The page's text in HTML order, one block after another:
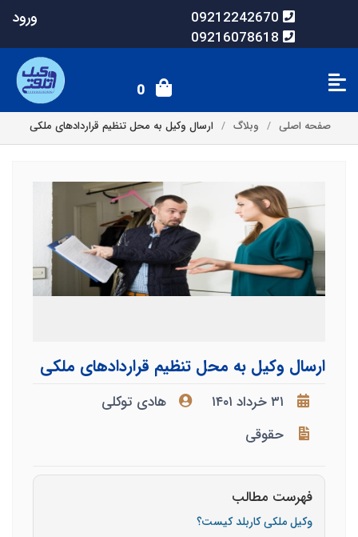
09212242670
09216078618
ورود
0
صفحه اصلی وبلاگ ارسال وکیل به محل تنظیم قراردادهای ملکی
ارسال وکیل به محل تنظیم قراردادهای ملکی
۳۱ خرداد ۱۴۰۱
هادی توکلی
حقوقی
فهرست مطالب
وکیل ملکی کاربلد کیست؟